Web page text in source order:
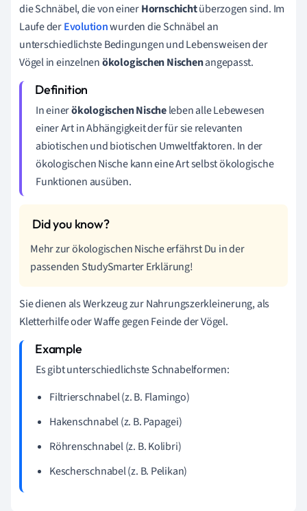
die Schnäbel, die von einerHornschichtüberzogen sind. Im
Laufe derEvolutionwurden die Schnäbel an
unterschiedlichste Bedingungen und Lebensweisen der
Vögel in einzelnenökologischen Nischenangepasst.
In einerökologischen Nischeleben alle Lebewesen
einer Art in Abhängigkeit der für sie relevanten
abiotischen und biotischen Umweltfaktoren. In der
ökologischen Nische kann eine Art selbst ökologische
Funktionen ausüben.
Mehr zur ökologischen Nische erfährst Du in der
passenden StudySmarter Erklärung!
Sie dienen als Werkzeug zur Nahrungszerkleinerung, als
Kletterhilfe oder Waffe gegen Feinde der Vögel.
Es gibt unterschiedlichste Schnabelformen:
Filtrierschnabel (z. B. Flamingo)
Hakenschnabel (z. B. Papagei)
Röhrenschnabel (z. B. Kolibri)
Kescherschnabel (z. B. Pelikan)